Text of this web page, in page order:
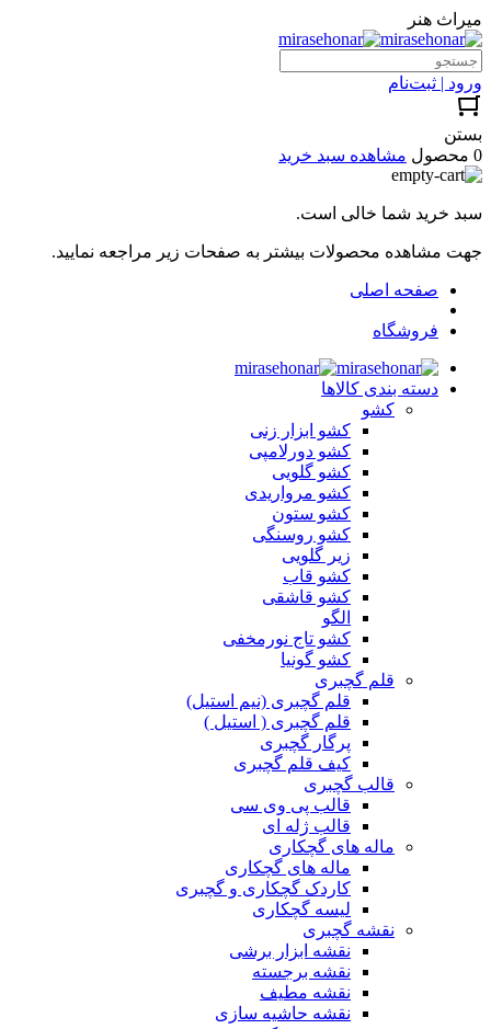
میراث هنر
ورود | ثبت‌نام
بستن
0 محصول
مشاهده سبد خرید
سبد خرید شما خالی است.
جهت مشاهده محصولات بیشتر به صفحات زیر مراجعه نمایید.
صفحه اصلی
فروشگاه
دسته بندی کالاها
کشو
کشو ابزار زنی
کشو دورلامپی
کشو گلویی
کشو مرواریدی
کشو ستون
کشو روسنگی
زیر گلویی
کشو قاب
کشو قاشقی
الگو
کشو تاج نورمخفی
کشو گونیا
قلم گچبری
قلم گچبری (نیم استیل)
قلم گچبری ( استیل )
پرگار گچبری
کیف قلم گچبری
قالب گچبری
قالب پی وی سی
قالب ژله ای
ماله های گچکاری
ماله های گچکاری
کاردک گچکاری و گچبری
لیسه گچکاری
نقشه گچبری
نقشه ابزار برشی
نقشه برجسته
نقشه مطیف
نقشه حاشیه سازی